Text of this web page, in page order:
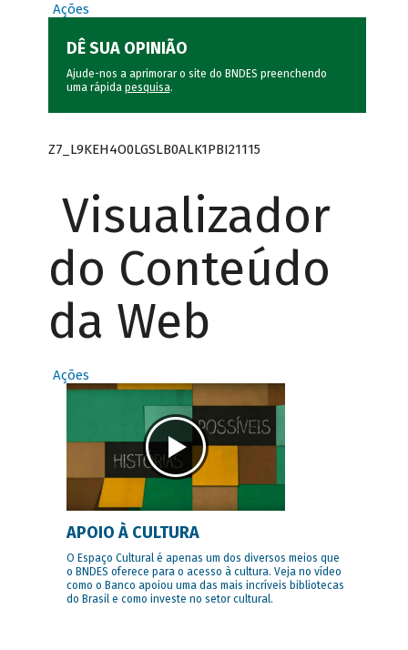
Ações
DÊ SUA OPINIÃO
Ajude-nos a aprimorar o site do BNDES preenchendo
uma rápida pesquisa.
Z7_L9KEH4O0LGSLB0ALK1PBI21115
Visualizador
do Conteúdo
da Web
Ações
APOIO À CULTURA
O Espaço Cultural é apenas um dos diversos meios que
o BNDES oferece para o acesso à cultura. Veja no vídeo
como o Banco apoiou uma das mais incríveis bibliotecas
do Brasil e como investe no setor cultural.